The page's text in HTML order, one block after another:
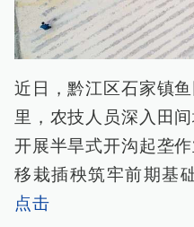
近日，黔江区石家镇
里，农技人员深入田
开展半旱式开沟起垄
移栽插秧筑牢前期基
点击